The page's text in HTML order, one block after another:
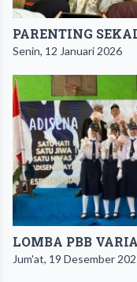
PARENTING
Senin, 12 Januari 2026
LOMBA PBB
Jum'at, 19 Desember